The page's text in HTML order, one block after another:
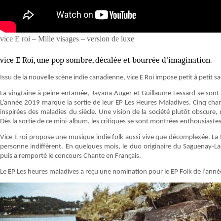
vice E roi – Mille visages – version de luxe
vice E Roi, une pop sombre, décalée et bourrée d'imagination.
Issu de la nouvelle scène indie canadienne, vice E Roi impose petit à petit
La vingtaine à peine entamée, Jayana Auger et Guillaume Lessard se
L’année 2019 marque la sortie de leur EP Les Heures Maladives. Cinq
inspirées des maladies du siècle. Une vision de la société plutôt
Dès la sortie de ce mini-album, les critiques se sont montrées
Vice E roi propose une musique indie folk aussi vive que décomplexée.
personne indifférent. En quelques mois, le duo originaire du Saguenay-
puis a remporté le concours Chante en Français.
Le EP Les heures maladives a reçu une nomination pour le EP Folk de